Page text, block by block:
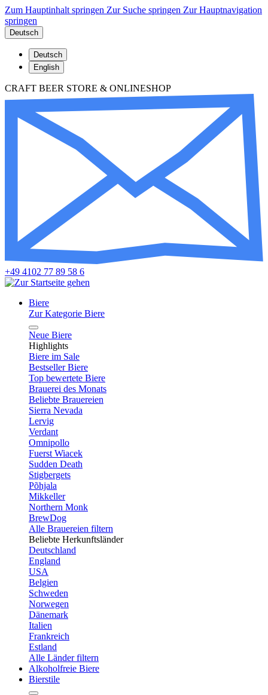
Zum Hauptinhalt springen Zur Suche springen Zur Hauptnavigation
springen
Deutsch
Deutsch
English
CRAFT BEER STORE & ONLINESHOP
+49 4102 77 89 58 6
Biere
Zur Kategorie Biere
Neue Biere
Highlights
Biere im Sale
Bestseller Biere
Top bewertete Biere
Brauerei des Monats
Beliebte Brauereien
Sierra Nevada
Lervig
Verdant
Omnipollo
Fuerst Wiacek
Sudden Death
Stigbergets
Põhjala
Mikkeller
Northern Monk
BrewDog
Alle Brauereien filtern
Beliebte Herkunftsländer
Deutschland
England
USA
Belgien
Schweden
Norwegen
Dänemark
Italien
Frankreich
Estland
Alle Länder filtern
Alkoholfreie Biere
Bierstile